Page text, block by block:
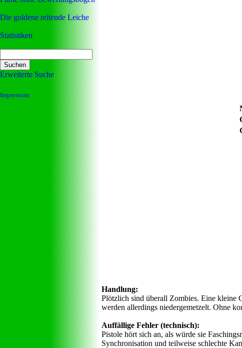
Die goldene reitende Leiche
Statistiken
Erweiterte Suche
Impressum
Handlung:
Plötzlich sind überall Zombies. Eine kleine
werden allerdings niedergemetzelt. Ohne
Auffällige Fehler (technisch):
Pistole hört sich an, als würde sie
Synchronisation und teilweise schlechte